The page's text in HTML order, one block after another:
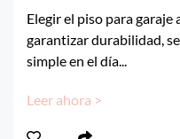
Elegir el piso para garaje
garantizar durabilidad,
simple en el día...
Leer ahora >